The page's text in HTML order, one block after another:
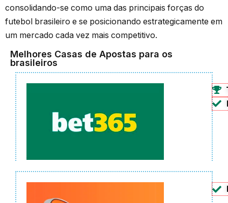
consolidando-se como uma das principais forças do
futebol brasileiro e se posicionando estrategicamente em
um mercado cada vez mais competitivo.
Melhores Casas de Apostas para os
brasileiros